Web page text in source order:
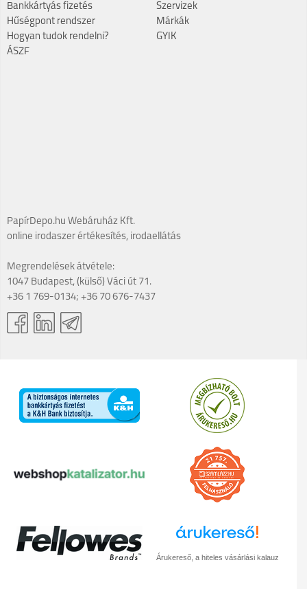
Bankkártyás fizetés
Hűségpont rendszer
Hogyan tudok rendelni?
ÁSZF
Szervizek
Márkák
GYIK
PapírDepo.hu Webáruház Kft.
online irodaszer értékesítés, irodaellátás
Megrendelések átvétele:
1047 Budapest, (külső) Váci út 71.
+36 1 769-0134; +36 70 676-7437
Árukereső, a hiteles vásárlási kalauz